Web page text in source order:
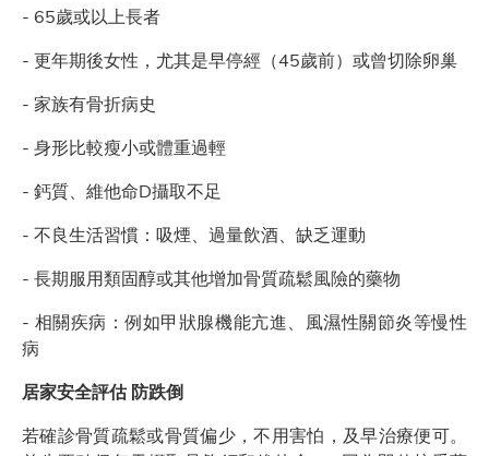
- 65歲或以上長者
- 更年期後女性，尤其是早停經（45歲前）或曾切除卵巢
- 家族有骨折病史
- 身形比較瘦小或體重過輕
- 鈣質、維他命D攝取不足
- 不良生活習慣：吸煙、過量飲酒、缺乏運動
- 長期服用類固醇或其他增加骨質疏鬆風險的藥物
- 相關疾病：例如甲狀腺機能亢進、風濕性關節炎等慢性
病
居家安全評估 防跌倒
若確診骨質疏鬆或骨質偏少，不用害怕，及早治療便可。